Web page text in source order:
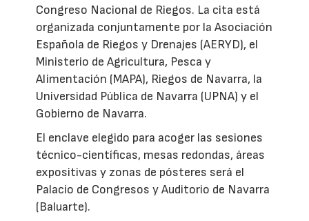
Congreso Nacional de Riegos. La cita está
organizada conjuntamente por la Asociación
Española de Riegos y Drenajes (AERYD), el
Ministerio de Agricultura, Pesca y
Alimentación (MAPA), Riegos de Navarra, la
Universidad Pública de Navarra (UPNA) y el
Gobierno de Navarra.
El enclave elegido para acoger las sesiones
técnico-científicas, mesas redondas, áreas
expositivas y zonas de pósteres será el
Palacio de Congresos y Auditorio de Navarra
(Baluarte).